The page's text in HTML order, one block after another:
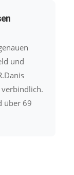
und
verbindlich.
über 69